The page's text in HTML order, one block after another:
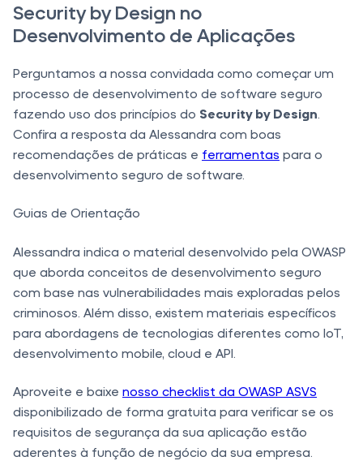
Security by Design no
Desenvolvimento de Aplicações
Perguntamos a nossa convidada como começar um
processo de desenvolvimento de software seguro
fazendo uso dos princípios do Security by Design.
Confira a resposta da Alessandra com boas
recomendações de práticas e ferramentas para o
desenvolvimento seguro de software.
Guias de Orientação
Alessandra indica o material desenvolvido pela OWASP
que aborda conceitos de desenvolvimento seguro
com base nas vulnerabilidades mais exploradas pelos
criminosos. Além disso, existem materiais específicos
para abordagens de tecnologias diferentes como IoT,
desenvolvimento mobile, cloud e API.
Aproveite e baixe nosso checklist da OWASP ASVS
disponibilizado de forma gratuita para verificar se os
requisitos de segurança da sua aplicação estão
aderentes à função de negócio da sua empresa.